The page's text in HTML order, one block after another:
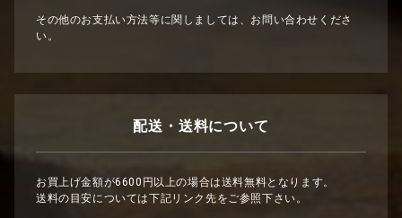
その他のお支払い方法等に関しましては、お問い合わせくださ
い。
配送・送料について
お買上げ金額が6600円以上の場合は送料無料となります。
送料の目安については下記リンク先をご参照下さい。